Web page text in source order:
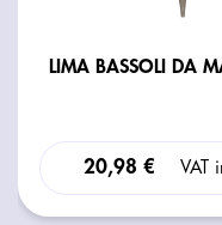
LIMA BASSOLI DA
20,98 € VAT